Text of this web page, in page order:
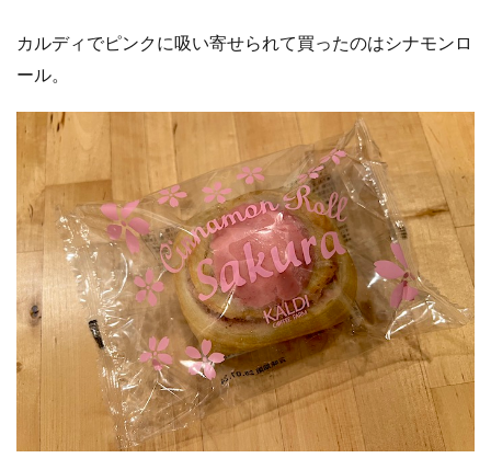
カルディでピンクに吸い寄せられて買ったのはシナモンロ
ール。